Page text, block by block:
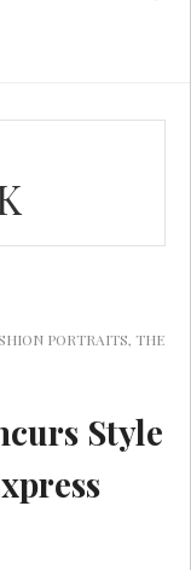
PORTRAITS, THE
Style